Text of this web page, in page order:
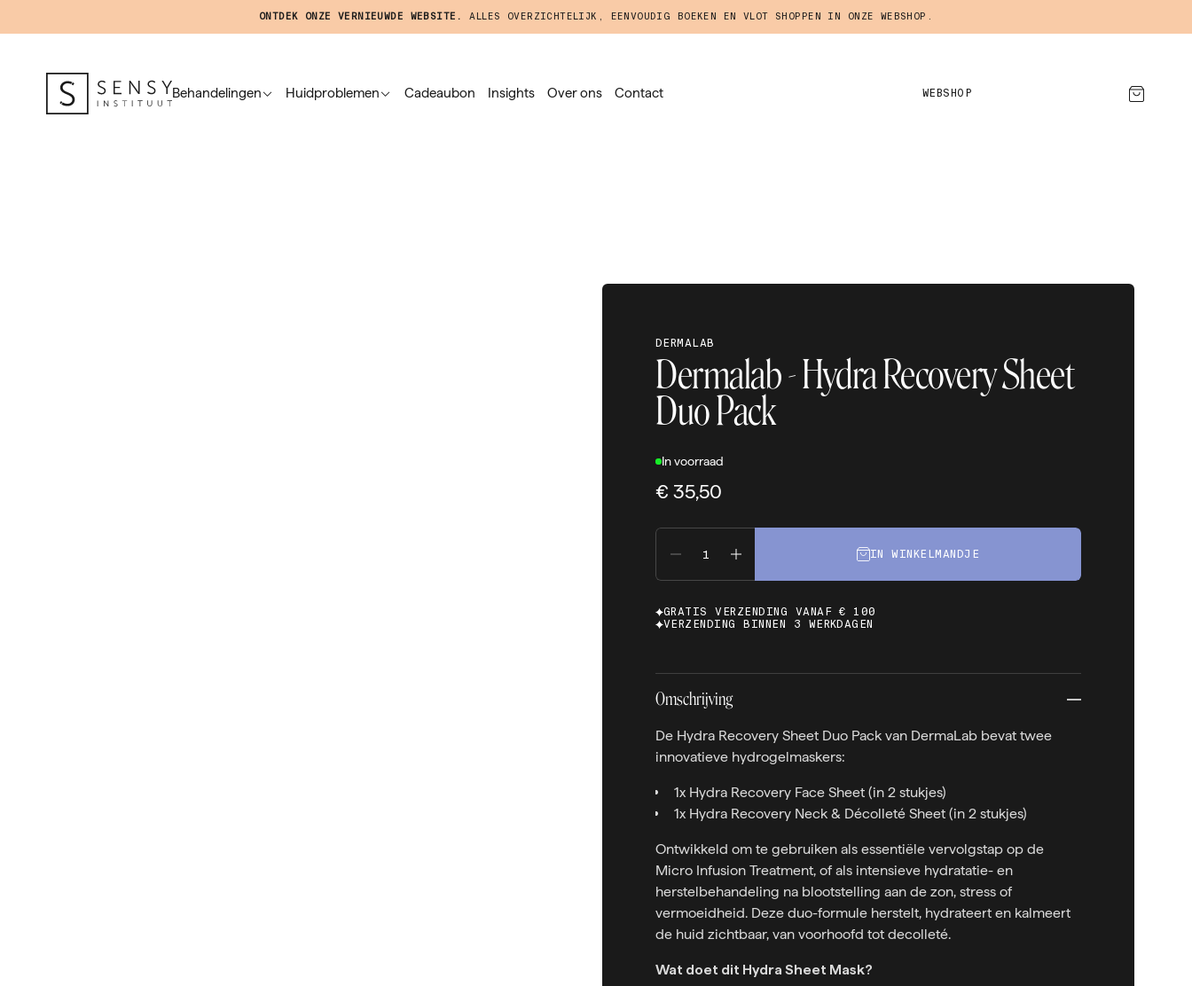
ONTDEK ONZE VERNIEUWDE WEBSITE. ALLES OVERZICHTELIJK, EENVOUDIG BOEKEN EN VLOT SHOPPEN IN ONZE WEBSHOP.
Behandelingen Huidproblemen Cadeaubon Insights Over ons Contact WEBSHOP
DERMALAB
Dermalab - Hydra Recovery Sheet
Duo Pack
In voorraad
€ 35,50
IN WINKELMANDJE
GRATIS VERZENDING VANAF € 100
VERZENDING BINNEN 3 WERKDAGEN
Omschrijving
De Hydra Recovery Sheet Duo Pack van DermaLab bevat twee
innovatieve hydrogelmaskers:
1x Hydra Recovery Face Sheet (in 2 stukjes)
1x Hydra Recovery Neck & Décolleté Sheet (in 2 stukjes)
Ontwikkeld om te gebruiken als essentiële vervolgstap op de
Micro Infusion Treatment, of als intensieve hydratatie- en
herstelbehandeling na blootstelling aan de zon, stress of
vermoeidheid. Deze duo-formule herstelt, hydrateert en kalmeert
de huid zichtbaar, van voorhoofd tot decolleté.
Wat doet dit Hydra Sheet Mask?